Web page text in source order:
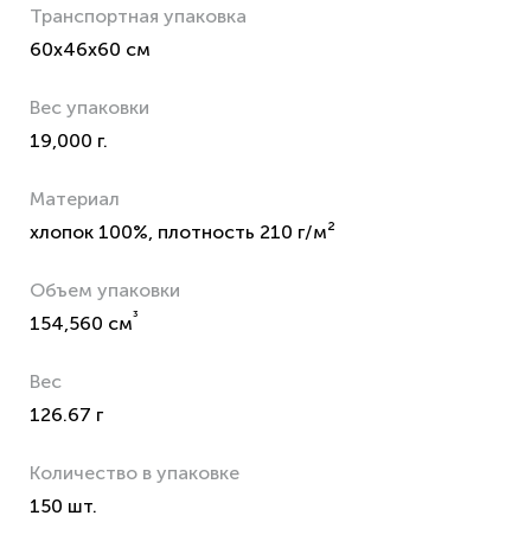
Транспортная упаковка
60x46x60 см
Вес упаковки
19,000 г.
Материал
хлопок 100%, плотность 210 г/м²
Объем упаковки
154,560 см³
Вес
126.67 г
Количество в упаковке
150 шт.